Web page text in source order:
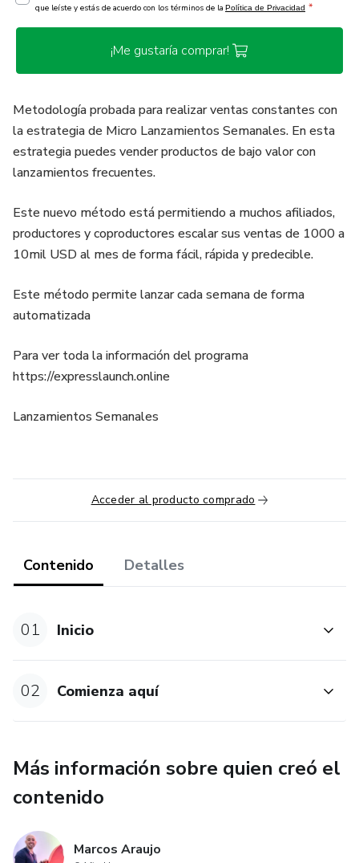
que leíste y estás de acuerdo con los términos de la Política de Privacidad *
¡Me gustaría comprar!
Metodología probada para realizar ventas constantes con
la estrategia de Micro Lanzamientos Semanales. En esta
estrategia puedes vender productos de bajo valor con
lanzamientos frecuentes.
Este nuevo método está permitiendo a muchos afiliados,
productores y coproductores escalar sus ventas de 1000 a
10mil USD al mes de forma fácil, rápida y predecible.
Este método permite lanzar cada semana de forma
automatizada
Para ver toda la información del programa
https://expresslaunch.online
Lanzamientos Semanales
Acceder al producto comprado
Contenido Detalles
01 Inicio
02 Comienza aquí
Más información sobre quien creó el
contenido
Marcos Araujo